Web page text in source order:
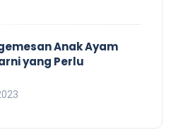
Anak Ayam
yang Perlu